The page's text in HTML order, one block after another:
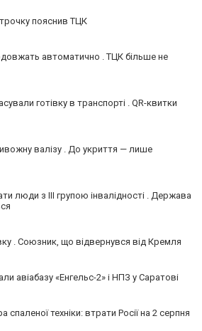
пояснив ТЦК
автоматично . ТЦК більше не
готівку в транспорті . QR-квитки
валізу . До укриття — лише
люди з III групою інвалідності . Держава
. Союзник, що відвернувся від Кремля
авіабазу «Енгельс-2» і НПЗ у Саратові
спаленої техніки: втрати Росії на 2 серпня